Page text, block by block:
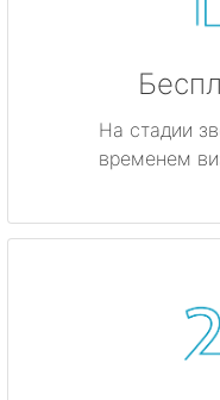
На стадии
временем